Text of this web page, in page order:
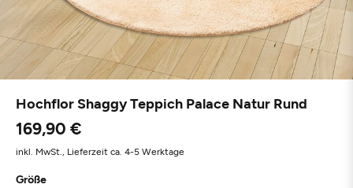
Hochflor Shaggy Teppich Palace Natur Rund
169,90 €
inkl. MwSt., Lieferzeit ca. 4-5 Werktage
Größe